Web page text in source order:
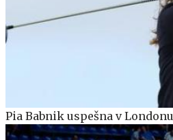
Pia Babnik uspešna v Londonu